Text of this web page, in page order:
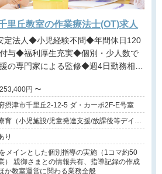
里丘教室の作業療法士(OT)求人
与◆福利厚生充実◆個別・少人数で
の専門家による監修◆週4日勤務相談
月給 253,400円 〜
摂津市千里丘2-12-5 ダ・カーポ2F-E号室
育（小児施設/児童発達支援/放課後等デイサ
）
り
メインとした個別指導の実施（1コマ約50
） 親御さまとの情報共有、指導記録の作成
か教室運営に関わる業務全般